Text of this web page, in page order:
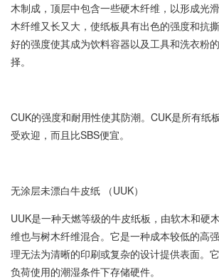
木制成，顶层中包含一些硬木纤维，以形成光
木纤维又长又大，使纸板具有出色的强度和抗
好的强度使其成为饮料容器以及工具和洗衣粉
择。
CUK的强度和耐用性使其防潮。CUK是所有纸
受欢迎，而且比SBS便宜。
无涂层未漂白牛皮纸 （UUK）
UUK是一种天燃等级的牛皮纸板，由软木和硬
维也与树木纤维混合。它是一种成本较低的高
理无法为清晰的印刷或复杂的设计提供表面。
负荷使用的潮湿条件下存储硬件。